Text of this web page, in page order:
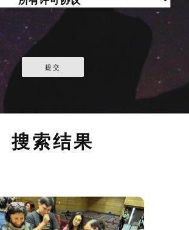
搜索结果